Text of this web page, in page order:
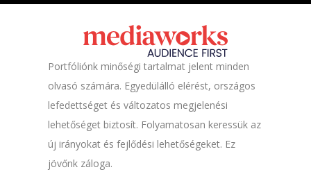
Portfóliónk minőségi tartalmat jelent minden
olvasó számára. Egyedülálló elérést, országos
lefedettséget és változatos megjelenési
lehetőséget biztosít. Folyamatosan keressük az
új irányokat és fejlődési lehetőségeket. Ez
jövőnk záloga.